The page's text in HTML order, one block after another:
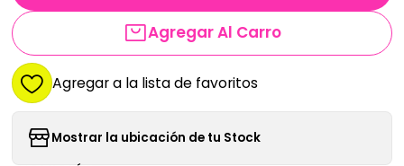
Agregar Al Carro
Agregar a la lista de favoritos
Mostrar la ubicación de tu Stock